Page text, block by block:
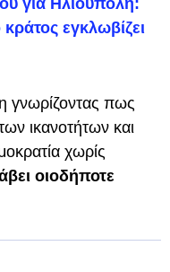
για Ηλιούπολη:
εγκλωβίζει
γνωρίζοντας πως
ικανοτήτων και
χωρίς
οιοδήποτε